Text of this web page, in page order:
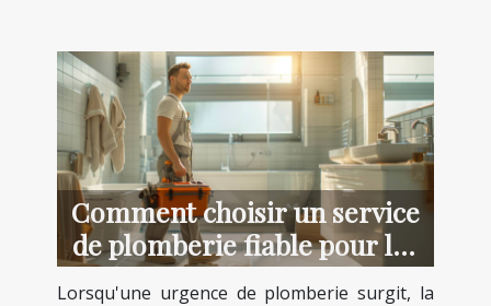
Comment choisir un service
de plomberie fiable pour les
urgences
Lorsqu'une urgence de plomberie surgit, la